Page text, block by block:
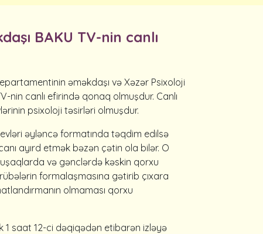
BAKU TV-nin canlı
əməkdaşı və Xəzər Psixoloji
nin canlı efirində qonaq olmuşdur. Canlı
psixoloji təsirləri olmuşdur.
evləri əyləncə formatında təqdim edilsə
ayırd etmək bəzən çətin ola bilər. O
və gənclərdə kəskin qorxu
formalaşmasına gətirib çıxara
olmaması qorxu
1 saat 12-ci dəqiqədən etibarən izləyə